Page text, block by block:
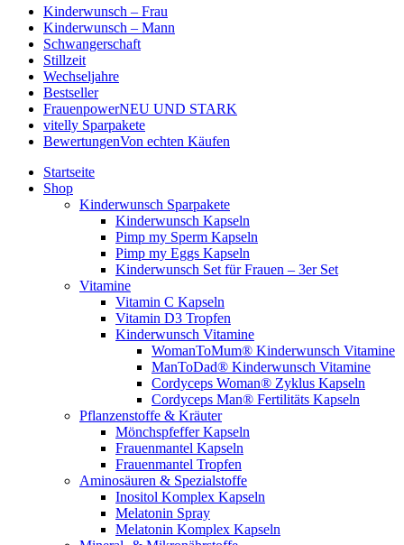
Kinderwunsch – Frau
Kinderwunsch – Mann
Schwangerschaft
Stillzeit
Wechseljahre
Bestseller
FrauenpowerNEU UND STARK
vitelly Sparpakete
BewertungenVon echten Käufen
Startseite
Shop
Kinderwunsch Sparpakete
Kinderwunsch Kapseln
Pimp my Sperm Kapseln
Pimp my Eggs Kapseln
Kinderwunsch Set für Frauen – 3er Set
Vitamine
Vitamin C Kapseln
Vitamin D3 Tropfen
Kinderwunsch Vitamine
WomanToMum® Kinderwunsch Vitamine
ManToDad® Kinderwunsch Vitamine
Cordyceps Woman® Zyklus Kapseln
Cordyceps Man® Fertilitäts Kapseln
Pflanzenstoffe & Kräuter
Mönchspfeffer Kapseln
Frauenmantel Kapseln
Frauenmantel Tropfen
Aminosäuren & Spezialstoffe
Inositol Komplex Kapseln
Melatonin Spray
Melatonin Komplex Kapseln